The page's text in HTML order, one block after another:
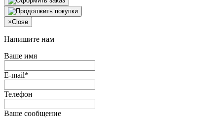
×Close
Напишите нам
Ваше имя
E-mail*
Телефон
Ваше сообщение